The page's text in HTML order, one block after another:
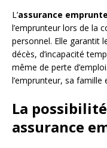
L’assurance
l’emprunteur lors de la
personnel. Elle garantit
décès, d’incapacité
même de perte
l’emprunteur, sa famille
La
assurance